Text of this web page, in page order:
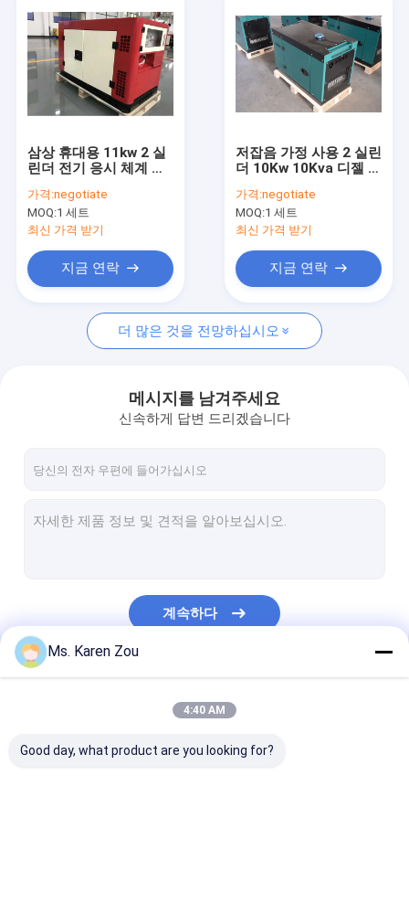
제품
비디오
우리 에 관한 것
인용 을 요청 하십시오
디젤 엔진 발전기 세트
침묵하는 발전기 세트
양동 디젤 엔진 발전기
마린 디젤 발전기
퍼킨스 디젤 발전기
이동할 수 있는 등대
삼상 휴대용 11kw 2 실
린더 전기 응시 체계 디
가격:negotiate
MOQ:1 세트
최신 가격 받기
지금 연락
저잡음 가정 사용 2 실린
더 10Kw 10Kva 디젤 엔
기
가격:negotiate
MOQ:1 세트
최신 가격 받기
지금 연락
더 많은 것을 전망하십시오
메시지를 남겨주세요
신속하게 답변 드리겠습니다
계속하다
Ms. Karen Zou
4:40 AM
Good day, what product are you looking for?